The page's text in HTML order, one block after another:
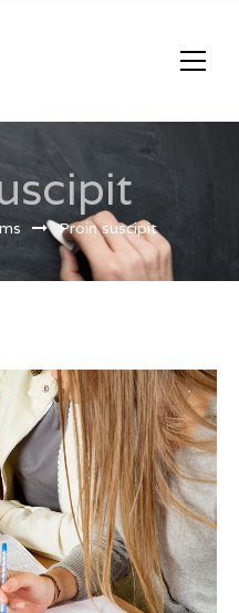
Proin suscipit